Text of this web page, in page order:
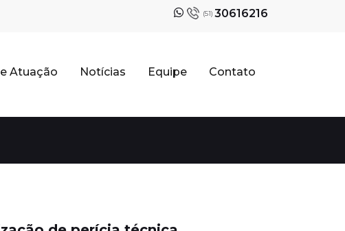
(51) 30616216
Atuação Notícias Equipe Contato